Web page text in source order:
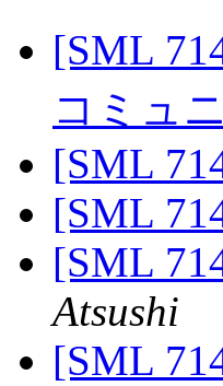
[SML
コミュ
[SML
[SML
[SML
Atsushi
[SML